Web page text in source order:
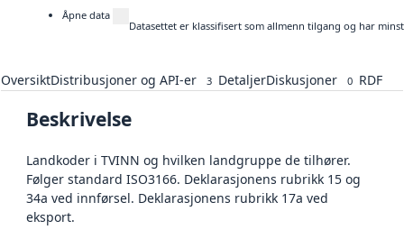
Åpne data
Datasettet er klassifisert som allmenn tilgang og har
OversiktDistribusjoner og API-er 3 DetaljerDiskusjoner 0 RDF
Beskrivelse
Landkoder i TVINN og hvilken landgruppe de tilhører.
Følger standard ISO3166. Deklarasjonens rubrikk 15 og
34a ved innførsel. Deklarasjonens rubrikk 17a ved
eksport.